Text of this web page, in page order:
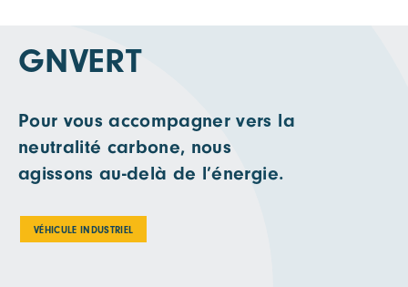
GNVERT
Pour vous accompagner vers la
neutralité carbone, nous
agissons au-delà de l’énergie.
VÉHICULE INDUSTRIEL